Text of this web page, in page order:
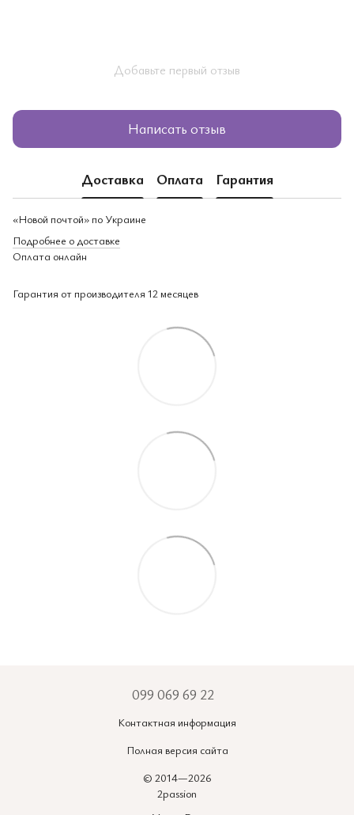
Добавьте первый отзыв
Написать отзыв
Доставка Оплата Гарантия
«Новой почтой» по Украине
Подробнее о доставке
Оплата онлайн
Гарантия от производителя 12 месяцев
099 069 69 22
Контактная информация
Полная версия сайта
© 2014—2026
2passion